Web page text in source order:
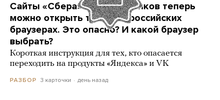
Сайты «Сбера» и других банков теперь
можно открыть только в российских
браузерах. Это опасно? И какой браузер
выбрать?
Короткая инструкция для тех, кто опасается
переходить на продукты «Яндекса» и VK
РАЗБОР 3 карточки день назад